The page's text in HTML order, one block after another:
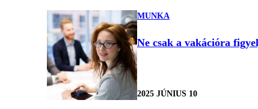
MUNKA
Ne csak a vakációra
2025 JÚNIUS 10